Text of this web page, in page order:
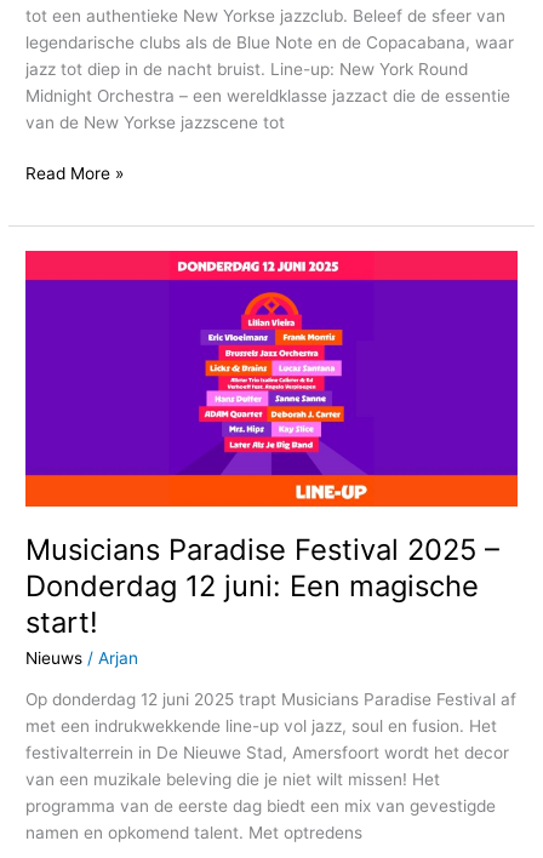
tot een authentieke New Yorkse jazzclub. Beleef de sfeer van
legendarische clubs als de Blue Note en de Copacabana, waar
jazz tot diep in de nacht bruist. Line-up: New York Round
Midnight Orchestra – een wereldklasse jazzact die de essentie
van de New Yorkse jazzscene tot
Read More »
Musicians Paradise Festival 2025 –
Donderdag 12 juni: Een magische
start!
Nieuws /Arjan
Op donderdag 12 juni 2025 trapt Musicians Paradise Festival af
met een indrukwekkende line-up vol jazz, soul en fusion. Het
festivalterrein in De Nieuwe Stad, Amersfoort wordt het decor
van een muzikale beleving die je niet wilt missen! Het
programma van de eerste dag biedt een mix van gevestigde
namen en opkomend talent. Met optredens
Een
magische